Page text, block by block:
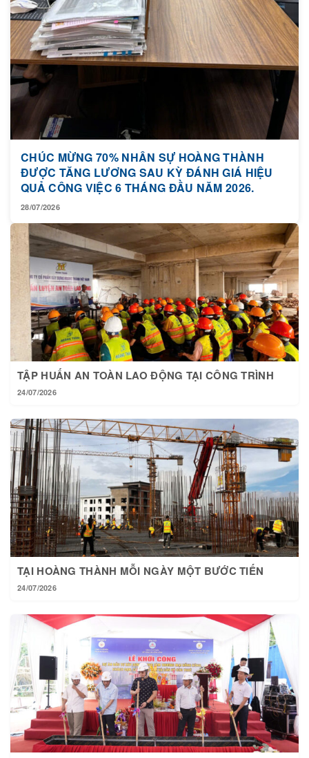
CHÚC MỪNG 70% NHÂN SỰ HOÀNG THÀNH
ĐƯỢC TĂNG LƯƠNG SAU KỲ ĐÁNH GIÁ HIỆU
QUẢ CÔNG VIỆC 6 THÁNG ĐẦU NĂM 2026.
28/07/2026
TẬP HUẤN AN TOÀN LAO ĐỘNG TẠI CÔNG TRÌNH
24/07/2026
TẠI HOÀNG THÀNH MỖI NGÀY MỘT BƯỚC TIẾN
24/07/2026